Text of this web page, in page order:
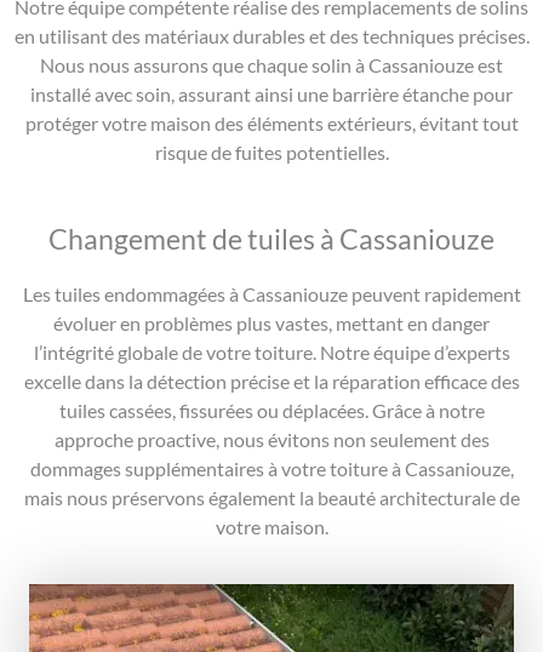
Notre équipe compétente réalise des remplacements de solins
en utilisant des matériaux durables et des techniques précises.
Nous nous assurons que chaque solin à Cassaniouze est
installé avec soin, assurant ainsi une barrière étanche pour
protéger votre maison des éléments extérieurs, évitant tout
risque de fuites potentielles.
Changement de tuiles à Cassaniouze
Les tuiles endommagées à Cassaniouze peuvent rapidement
évoluer en problèmes plus vastes, mettant en danger
l’intégrité globale de votre toiture. Notre équipe d’experts
excelle dans la détection précise et la réparation efficace des
tuiles cassées, fissurées ou déplacées. Grâce à notre
approche proactive, nous évitons non seulement des
dommages supplémentaires à votre toiture à Cassaniouze,
mais nous préservons également la beauté architecturale de
votre maison.